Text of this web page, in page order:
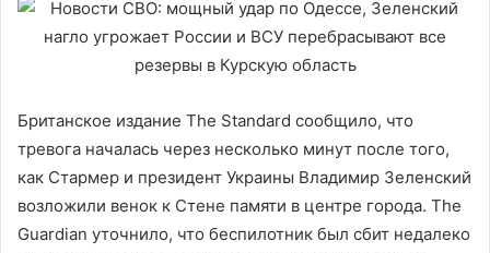
Британское издание The Standard сообщило, что
тревога началась через несколько минут после того,
как Стармер и президент Украины Владимир Зеленский
возложили венок к Стене памяти в центре города. The
Guardian уточнило, что беспилотник был сбит недалеко